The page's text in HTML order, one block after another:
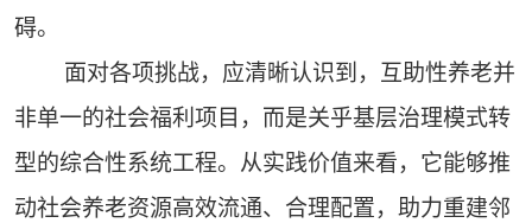
碍。
面对各项挑战，应清晰认识到，互助性养老并
非单一的社会福利项目，而是关乎基层治理模式转
型的综合性系统工程。从实践价值来看，它能够推
动社会养老资源高效流通、合理配置，助力重建邻